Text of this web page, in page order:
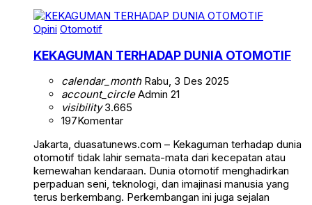
Opini Otomotif
KEKAGUMAN TERHADAP DUNIA OTOMOTIF
calendar_monthRabu, 3 Des 2025
account_circleAdmin 21
visibility3.665
197Komentar
Jakarta, duasatunews.com – Kekaguman terhadap dunia
otomotif tidak lahir semata-mata dari kecepatan atau
kemewahan kendaraan. Dunia otomotif menghadirkan
perpaduan seni, teknologi, dan imajinasi manusia yang
terus berkembang. Perkembangan ini juga sejalan